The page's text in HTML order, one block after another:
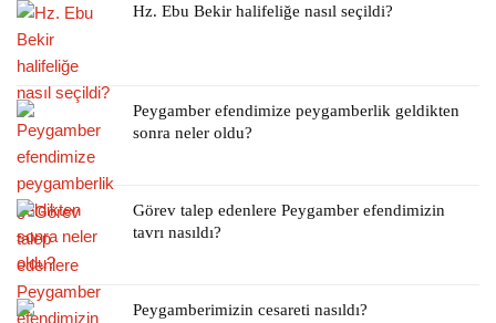
Hz. Ebu Bekir halifeliğe nasıl seçildi?
Peygamber efendimize peygamberlik geldikten
sonra neler oldu?
Görev talep edenlere Peygamber efendimizin
tavrı nasıldı?
Peygamberimizin cesareti nasıldı?